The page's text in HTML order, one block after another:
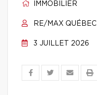
IMMOBILIER
RE/MAX QUÉBEC
3 JUILLET 2026